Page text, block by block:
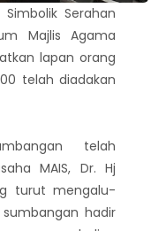
Serahan
Majlis Agama
lapan orang
telah diadakan
telah
MAIS, Dr. Hj
turut mengalu-
hadir